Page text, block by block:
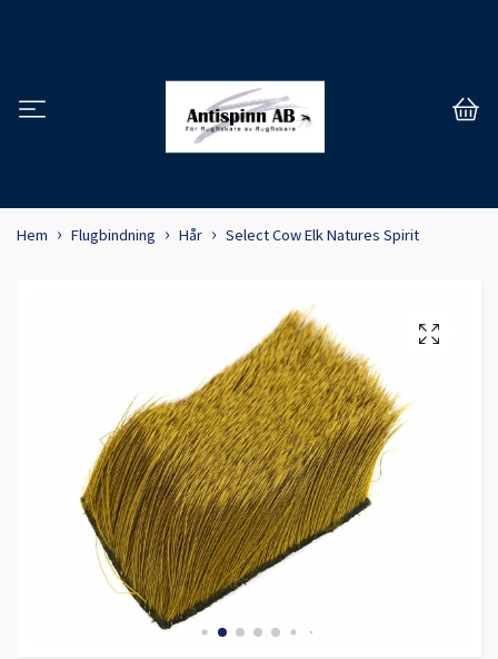
Hem Flugbindning Hår Select Cow Elk Natures Spirit